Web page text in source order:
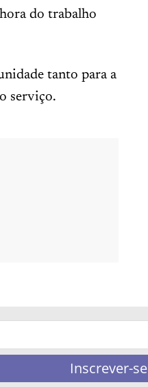
do trabalho
tanto para a
serviço.
Inscrever-se